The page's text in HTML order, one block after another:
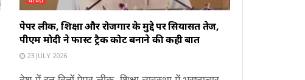
पेपर लीक, शिक्षा और रोजगार के मुद्दे पर सियासत तेज,
पीएम मोदी ने फास्ट ट्रैक कोर्ट बनाने की कही बात
23 JULY 2026